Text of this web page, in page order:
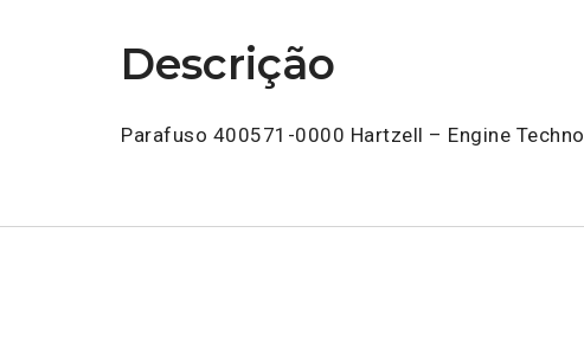
Descrição
Parafuso 400571-0000 Hartzell – Engine